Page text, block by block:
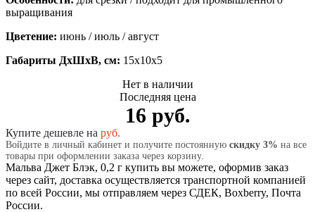
выращивания
Цветение: июнь / июль / август
Габариты ДхШхВ, см: 15x10x5
Нет в наличии
Последняя цена
16 руб.
Купите дешевле на руб.
Войдите в личный кабинет и получите постоянную скидку 3% на все
товары при оформлении заказа через корзину.
Мальва Джет Блэк, 0,2 г купить вы можете, оформив заказ
через сайт, доставка осуществляется транспортной компанией
по всей России, мы отправляем через СДЕК, Boxberry, Почта
России.